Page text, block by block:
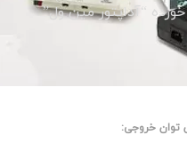
“آداپتور مین ول”
توان خروجی: